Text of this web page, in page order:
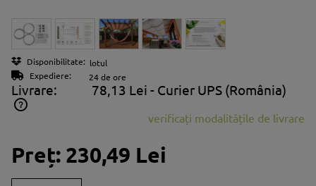
Disponibilitate: lotul
Expediere:
24 de ore
Livrare: 78,13 Lei - Curier UPS (România)
Prețul nu include eventualele costuri aferente plăților
verificați modalitățile de livrare
Preț: 230,49 Lei